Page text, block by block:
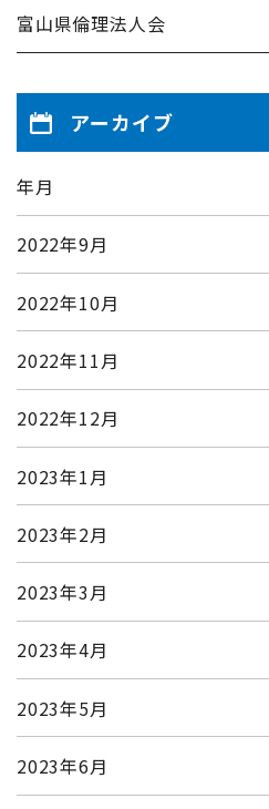
富山県倫理法人会
アーカイブ
年月
2022年9月
2022年10月
2022年11月
2022年12月
2023年1月
2023年2月
2023年3月
2023年4月
2023年5月
2023年6月